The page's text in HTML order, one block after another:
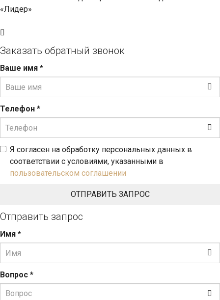
«Лидер»
Заказать обратный звонок
Ваше имя *
Телефон *
Я согласен на обработку персональных данных в
соответствии с условиями, указанными в
пользовательском соглашении
Отправить запрос
Имя *
Вопрос *